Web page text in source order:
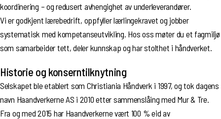
koordinering – og redusert avhengighet av underleverandører.
Vi er godkjent lærebedrift, oppfyller lærlingekravet og jobber
systematisk med kompetanseutvikling. Hos oss møter du et fagmiljø
som samarbeider tett, deler kunnskap og har stolthet i håndverket.
Historie og konserntilknytning
Selskapet ble etablert som Christiania Håndverk i 1997, og tok dagens
navn Haandverkerne AS i 2010 etter sammenslåing med Mur & Tre.
Fra og med 2015 har Haandverkerne vært 100 % eid av